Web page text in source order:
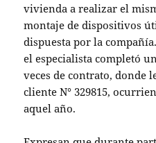
vivienda a realizar el
montaje de dispositivos
dispuesta por la
el especialista completó
veces de contrato, donde
cliente N° 329815,
aquel año.